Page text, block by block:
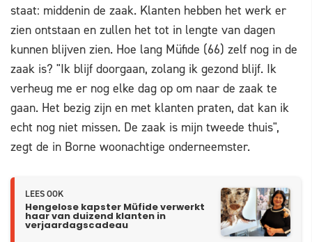
staat: middenin de zaak. Klanten hebben het werk er
zien ontstaan en zullen het tot in lengte van dagen
kunnen blijven zien. Hoe lang Müfide (66) zelf nog in de
zaak is? "Ik blijf doorgaan, zolang ik gezond blijf. Ik
verheug me er nog elke dag op om naar de zaak te
gaan. Het bezig zijn en met klanten praten, dat kan ik
echt nog niet missen. De zaak is mijn tweede thuis",
zegt de in Borne woonachtige onderneemster.
LEES OOK
Hengelose kapster Müfide verwerkt
haar van duizend klanten in
verjaardagscadeau